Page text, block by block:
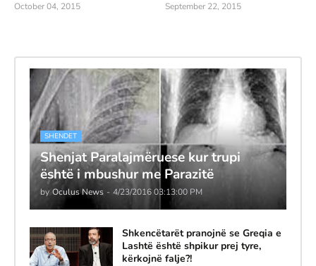
October 04, 2015 September 22, 2015
SHENDET
Shenjat Paralajmëruese kur trupi
është i mbushur me Parazitë
by Oculus News - 4/23/2016 03:13:00 PM
Shkencëtarët pranojnë se Greqia e
Lashtë është shpikur prej tyre,
kërkojnë falje?!